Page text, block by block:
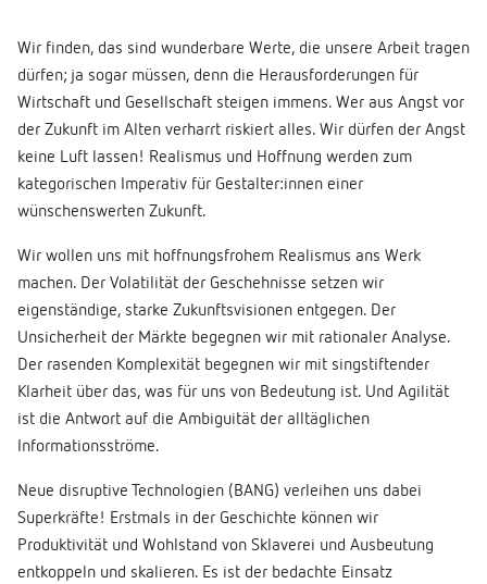
Wir finden, das sind wunderbare Werte, die unsere Arbeit tragen
dürfen; ja sogar müssen, denn die Herausforderungen für
Wirtschaft und Gesellschaft steigen immens. Wer aus Angst vor
der Zukunft im Alten verharrt riskiert alles. Wir dürfen der Angst
keine Luft lassen! Realismus und Hoffnung werden zum
kategorischen Imperativ für Gestalter:innen einer
wünschenswerten Zukunft.
Wir wollen uns mit hoffnungsfrohem Realismus ans Werk
machen. Der Volatilität der Geschehnisse setzen wir
eigenständige, starke Zukunftsvisionen entgegen. Der
Unsicherheit der Märkte begegnen wir mit rationaler Analyse.
Der rasenden Komplexität begegnen wir mit singstiftender
Klarheit über das, was für uns von Bedeutung ist. Und Agilität
ist die Antwort auf die Ambiguität der alltäglichen
Informationsströme.
Neue disruptive Technologien (BANG) verleihen uns dabei
Superkräfte! Erstmals in der Geschichte können wir
Produktivität und Wohlstand von Sklaverei und Ausbeutung
entkoppeln und skalieren. Es ist der bedachte Einsatz